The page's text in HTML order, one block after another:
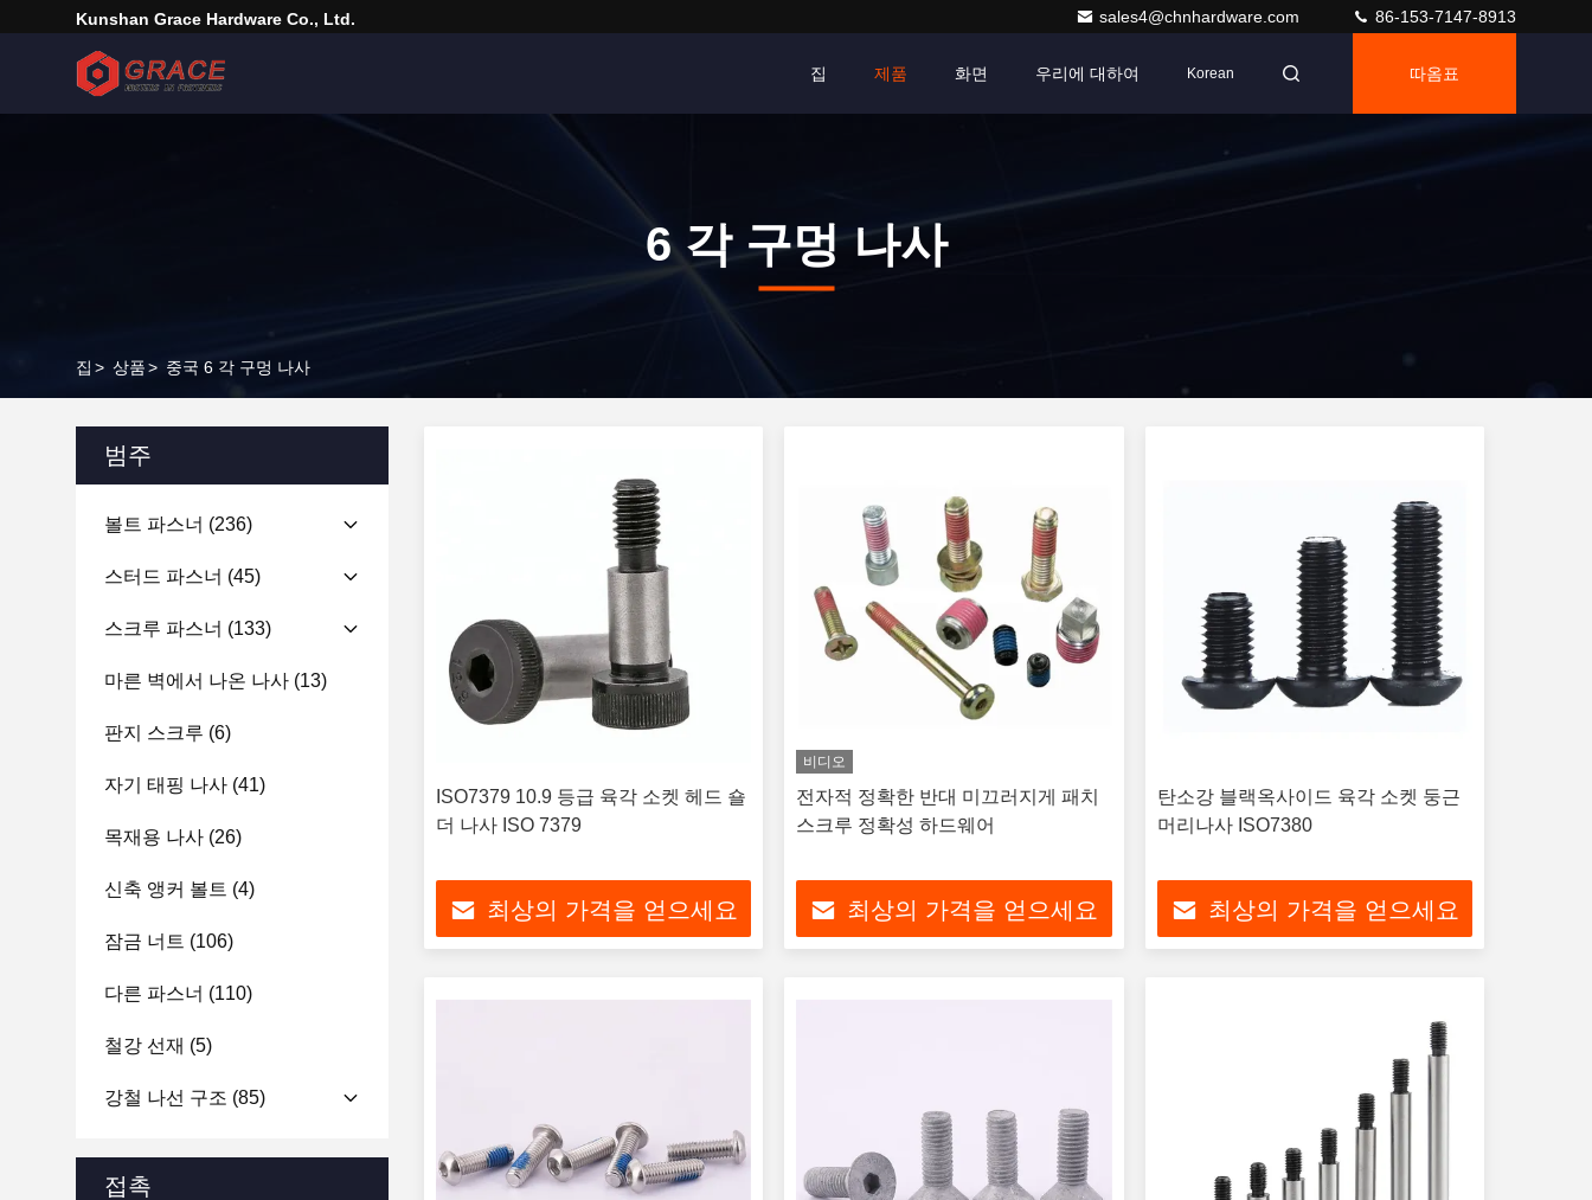
Kunshan Grace Hardware Co., Ltd. sales4@chnhardware.com 86-153-7147-8913
집 제품 화면 우리에 대하여 Korean 따옴표
6 각 구멍 나사
집 > 상품> 중국 6 각 구멍 나사
범주
볼트 파스너 (236)
스터드 파스너 (45)
스크루 파스너 (133)
마른 벽에서 나온 나사 (13)
판지 스크루 (6)
자기 태핑 나사 (41)
목재용 나사 (26)
신축 앵커 볼트 (4)
잠금 너트 (106)
다른 파스너 (110)
철강 선재 (5)
강철 나선 구조 (85)
접촉
ISO7379 10.9 등급 육각 소켓 헤드 숄
더 나사 ISO 7379
최상의 가격을 얻으세요
비디오
전자적 정확한 반대 미끄러지게 패치
스크루 정확성 하드웨어
최상의 가격을 얻으세요
탄소강 블랙옥사이드 육각 소켓 둥근
머리나사 ISO7380
최상의 가격을 얻으세요